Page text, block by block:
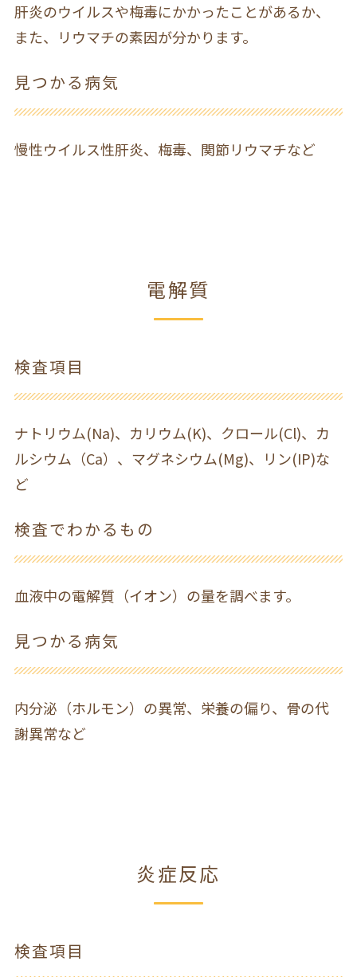
肝炎のウイルスや梅毒にかかったことがあるか、
また、リウマチの素因が分かります。
見つかる病気
慢性ウイルス性肝炎、梅毒、関節リウマチなど
電解質
検査項目
ナトリウム(Na)、カリウム(K)、クロール(Cl)、カ
ルシウム（Ca）、マグネシウム(Mg)、リン(IP)な
ど
検査でわかるもの
血液中の電解質（イオン）の量を調べます。
見つかる病気
内分泌（ホルモン）の異常、栄養の偏り、骨の代
謝異常など
炎症反応
検査項目